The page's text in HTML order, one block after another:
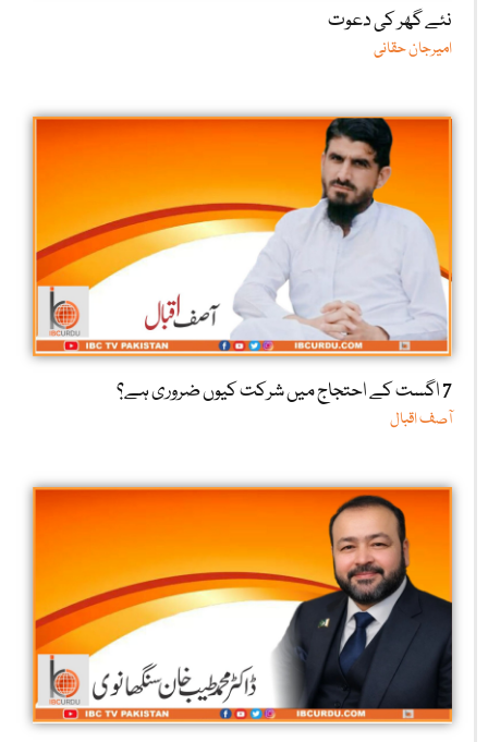
نئے گھر کی دعوت
امیرجان حقانی
7 اگست کے احتجاج میں شرکت کیوں ضروری ہے؟
آصف اقبال